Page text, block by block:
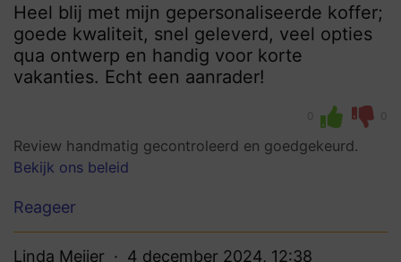
Heel blij met mijn gepersonaliseerde koffer;
goede kwaliteit, snel geleverd, veel opties
qua ontwerp en handig voor korte
vakanties. Echt een aanrader!
0 0
Review handmatig gecontroleerd en goedgekeurd.
Bekijk ons beleid
Reageer
Linda Meijer 4 december 2024, 12:38